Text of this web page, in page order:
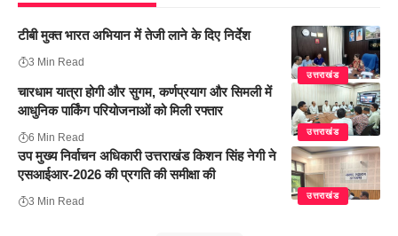
उत्तराखंड
टीबी मुक्त भारत अभियान में तेजी लाने के दिए निर्देश
3 Min Read
उत्तराखंड
चारधाम यात्रा होगी और सुगम, कर्णप्रयाग और सिमली में
आधुनिक पार्किंग परियोजनाओं को मिली रफ्तार
6 Min Read
उत्तराखंड
उप मुख्य निर्वाचन अधिकारी उत्तराखंड किशन सिंह नेगी ने
एसआईआर-2026 की प्रगति की समीक्षा की
3 Min Read